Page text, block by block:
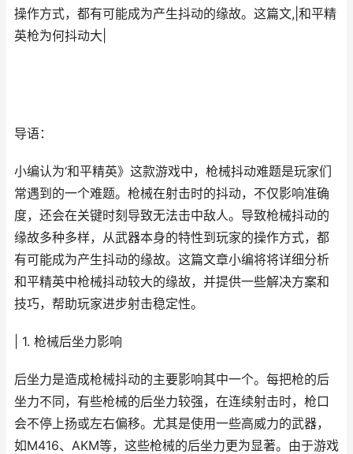
操作方式，都有可能成为产生抖动的缘故。这篇文,|和平精
英枪为何抖动大|
导语：
小编认为‘和平精英》这款游戏中，枪械抖动难题是玩家们
常遇到的一个难题。枪械在射击时的抖动，不仅影响准确
度，还会在关键时刻导致无法击中敌人。导致枪械抖动的
缘故多种多样，从武器本身的特性到玩家的操作方式，都
有可能成为产生抖动的缘故。这篇文章小编将将详细分析
和平精英中枪械抖动较大的缘故，并提供一些解决方案和
技巧，帮助玩家进步射击稳定性。
| 1. 枪械后坐力影响
后坐力是造成枪械抖动的主要影响其中一个。每把枪的后
坐力不同，有些枪械的后坐力较强，在连续射击时，枪口
会不停上扬或左右偏移。尤其是使用一些高威力的武器，
如M416、AKM等，这些枪械的后坐力更为显著。由于游戏